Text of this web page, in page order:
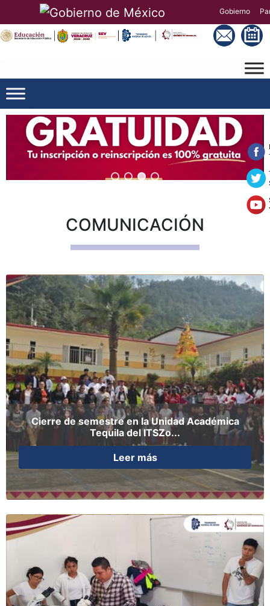
Gobierno
COMUNICACIÓN
Cierre de semestre en la Unidad Académica
Tequila del ITSZo...
Leer más